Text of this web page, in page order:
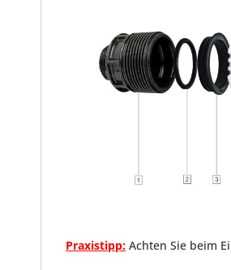
Praxistipp: Achten Sie beim